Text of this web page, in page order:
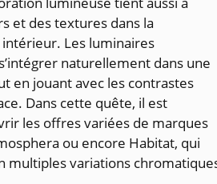
et des textures dans la
Les luminaires
naturellement dans une
en jouant avec les contrastes
Dans cette quête, il est
les offres variées de marques
ou encore Habitat, qui
multiples variations